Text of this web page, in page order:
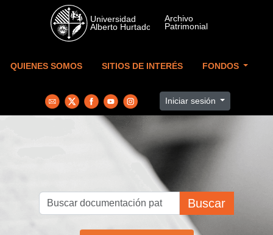
Skip to main content
QUIENES SOMOS SITIOS DE INTERÉS FONDOS
Iniciar sesión
Buscar